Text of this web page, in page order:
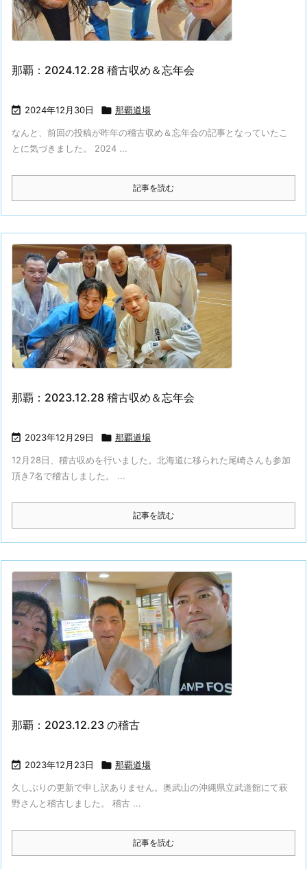
那覇：2024.12.28 稽古収め＆忘年会
 2024年12月30日  那覇道場
なんと、前回の投稿が昨年の稽古収め＆忘年会の記事となっていたこ
とに気づきました。 2024 ...
記事を読む
那覇：2023.12.28 稽古収め＆忘年会
 2023年12月29日  那覇道場
12月28日、稽古収めを行いました。北海道に移られた尾崎さんも参加
頂き7名で稽古しました。 ...
記事を読む
那覇：2023.12.23 の稽古
 2023年12月23日  那覇道場
久しぶりの更新で申し訳ありません。奥武山の沖縄県立武道館にて萩
野さんと稽古しました。 稽古 ...
記事を読む